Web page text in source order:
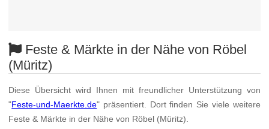
Feste & Märkte in der Nähe von Röbel
(Müritz)
Diese Übersicht wird Ihnen mit freundlicher Unterstützung von
"Feste-und-Maerkte.de" präsentiert. Dort finden Sie viele weitere
Feste & Märkte in der Nähe von Röbel (Müritz).